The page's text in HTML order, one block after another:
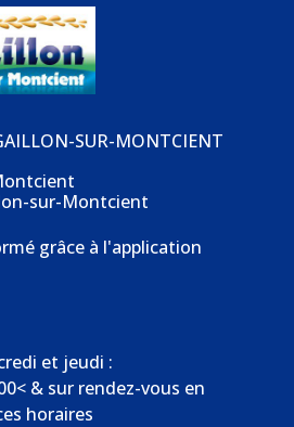
SUR-MONTCIENT
sur-Montcient
grâce à l'application
et jeudi :
& sur rendez-vous en
horaires